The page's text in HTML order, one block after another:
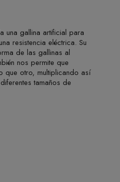
una gallina artificial para
resistencia eléctrica. Su
de las gallinas al
nos permite que
que otro, multiplicando así
tamaños de